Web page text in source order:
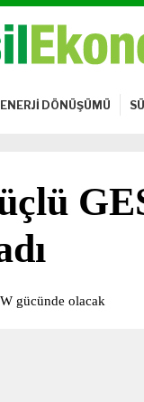
ENERJİ DÖNÜŞÜMÜ
gücünde olacak